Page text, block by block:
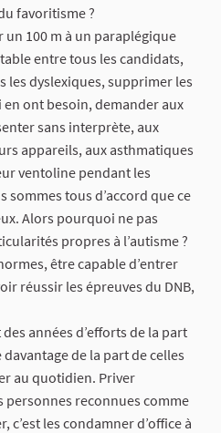
favoritisme ?
100 m à un paraplégique
entre tous les candidats,
les dyslexiques, supprimer les
ont besoin, demander aux
sans interprète, aux
appareils, aux asthmatiques
ventoline pendant les
tous d’accord que ce
Alors pourquoi ne pas
propres à l’autisme ?
être capable d’entrer
réussir les épreuves du DNB,
années d’efforts de la part
de la part de celles
au quotidien. Priver
personnes reconnues comme
les condamner d’office à